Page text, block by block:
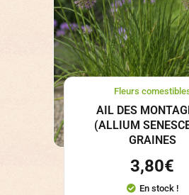
Fleurs
AIL DES
(ALLIUM
GRAINES
3,80€
En stock !